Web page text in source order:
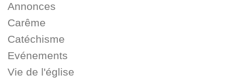
Annonces
Carême
Catéchisme
Evénements
Vie de l'église